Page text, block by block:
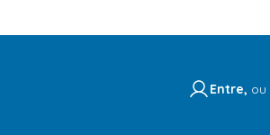
Entre, ou